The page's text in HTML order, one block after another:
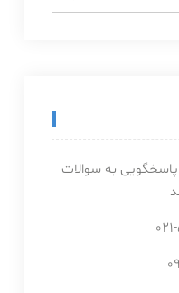
پاسخگویی به سوالات